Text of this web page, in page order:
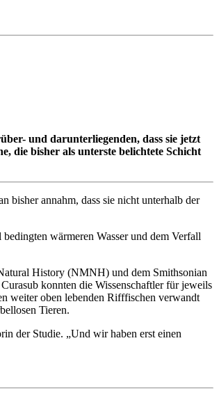
und darunterliegenden, dass sie jetzt
die bisher als unterste belichtete Schicht
bisher annahm, dass sie nicht unterhalb der
wärmeren Wasser und dem Verfall
History (NMNH) und dem Smithsonian
konnten die Wissenschaftler für jeweils
weiter oben lebenden Rifffischen verwandt
Tieren.
der Studie. „Und wir haben erst einen